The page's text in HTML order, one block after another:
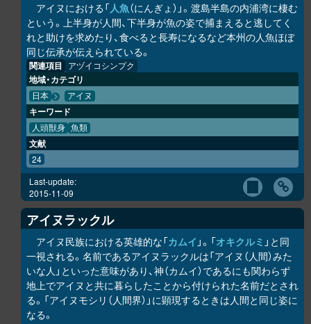
アイヌにおける「人魚（にんぎょ）」。渡島半島の内浦湾に棲む
という。上半身が人間、下半身が魚の姿で捕まえると逃してく
れと助けを求めたり、食べると長寿になるなど本州の人魚ほぼ
同じ伝承が伝えられている。
関連項目 アヅイコシンプク
地域・カテゴリ
日本 アイヌ
キーワード
人頭獣身 魚類
文献
24
Last-update:
2015-11-09
アイヌラックル
アイヌ民族における英雄的な「カムイ 」。「オキクルミ 」と同
一視される。名前であるアイヌラックルは「アイヌ（人間）みた
いな人」といった意味があり、神（カムイ）であるにも関わらず
地上でアイヌと共に暮らしたことから付けられた名前だとされ
る。「アイヌモシ リ （人間界）」に顕現するときは人間と同じ姿に
なる。